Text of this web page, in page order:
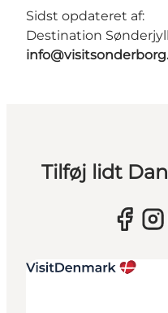
Sidst opdateret af:
Destination
Tilføj lidt